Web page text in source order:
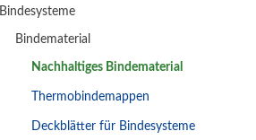
Bindesysteme
Bindematerial
Nachhaltiges Bindematerial
Thermobindemappen
Deckblätter für Bindesysteme